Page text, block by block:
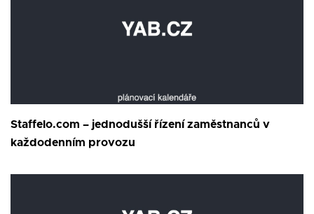
Staffelo.com – jednodušší řízení zaměstnanců v
každodenním provozu